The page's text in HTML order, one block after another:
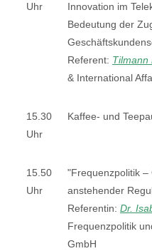
Uhr
Innovation im
Bedeutung der
Referent: Tilmann
& International
15.30
Uhr
Kaffee- und
15.50
Uhr
"Frequenzpolitik –
anstehender
Referentin: Dr.
Frequenzpolitik
GmbH